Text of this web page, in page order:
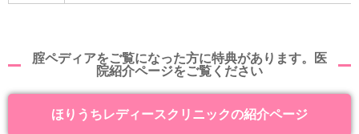
腟ペディアをご覧になった方に特典があります。医
院紹介ページをご覧ください
ほりうちレディースクリニックの紹介ページ